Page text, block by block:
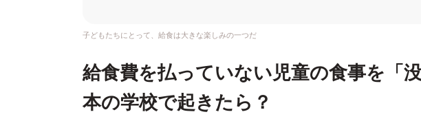
子どもたちにとって、給食は大きな楽しみの一つだ
給食費を払っていない児童の食事を「
本の学校で起きたら？